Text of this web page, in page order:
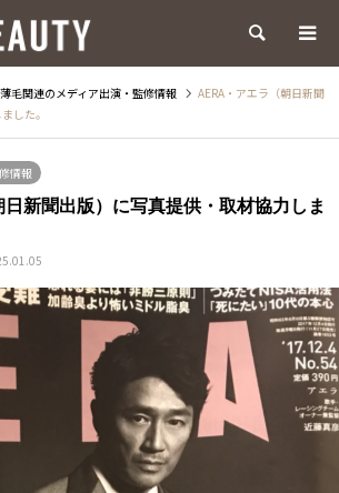
検索
薄毛関連のメディア出演・監修情報
AERA・アエラ（朝日新聞
した。
情報
新聞出版）に写真提供・取材協力しま